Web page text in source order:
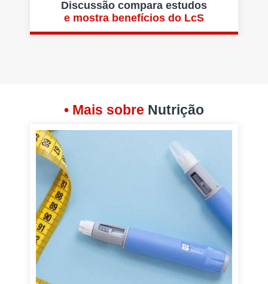
Discussão compara estudos
e mostra benefícios do LcS
• Mais sobre Nutrição